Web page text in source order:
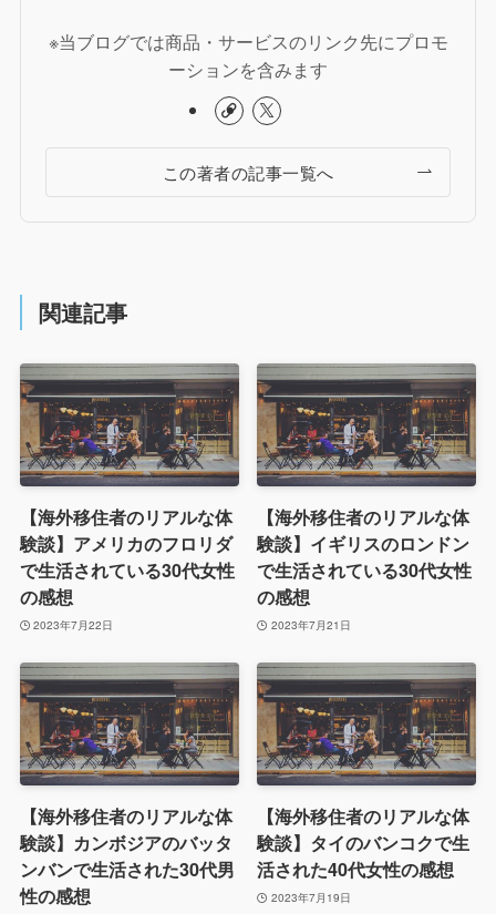
※当ブログでは商品・サービスのリンク先にプロモ
ーションを含みます
この著者の記事一覧へ
関連記事
【海外移住者のリアルな体
験談】アメリカのフロリダ
で生活されている30代女性
の感想
2023年7月22日
【海外移住者のリアルな体
験談】イギリスのロンドン
で生活されている30代女性
の感想
2023年7月21日
【海外移住者のリアルな体
験談】カンボジアのバッタ
ンバンで生活された30代男
性の感想
【海外移住者のリアルな体
験談】タイのバンコクで生
活された40代女性の感想
2023年7月19日